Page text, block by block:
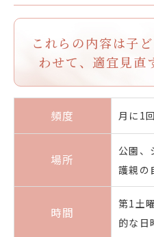
これらの内容は子
わせて、 適宜見直
頻度 月に1
場所
公園、
護親の
時間
第1土
的な日